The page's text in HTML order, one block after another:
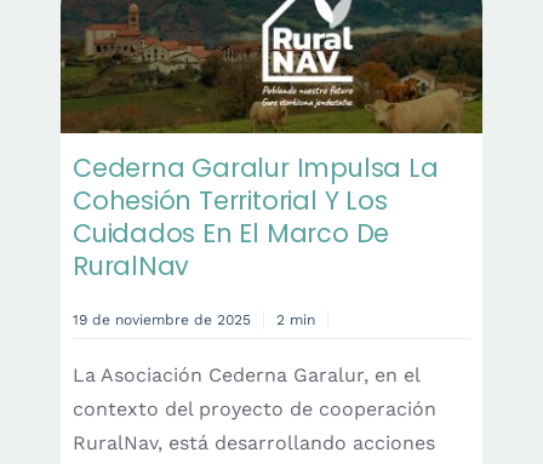
Cederna Garalur Impulsa La
Cohesión Territorial Y Los
Cuidados En El Marco De
RuralNav
19 de noviembre de 2025 2 min
La Asociación Cederna Garalur, en el
contexto del proyecto de cooperación
RuralNav, está desarrollando acciones